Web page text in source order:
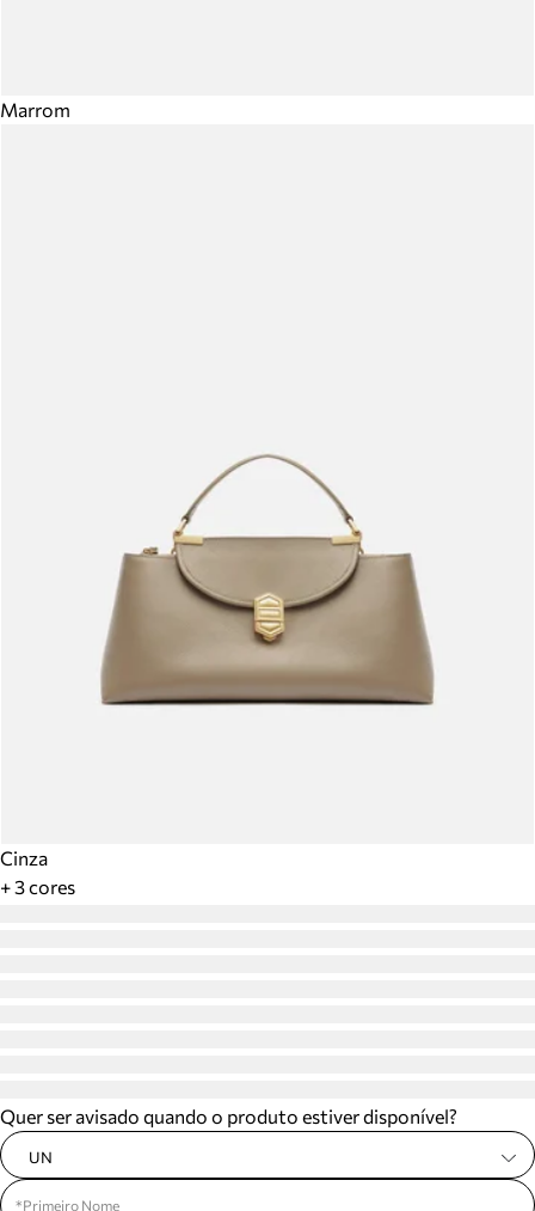
Marrom
Cinza
+ 3 cores
Quer ser avisado quando o produto estiver disponível?
UN